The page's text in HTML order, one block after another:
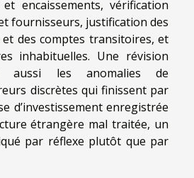
encaissements, vérification
fournisseurs, justification des
et des comptes transitoires, et
inhabituelles. Une révision
aussi les anomalies de
discrètes qui finissent par
d’investissement enregistrée
étrangère mal traitée, un
par réflexe plutôt que par